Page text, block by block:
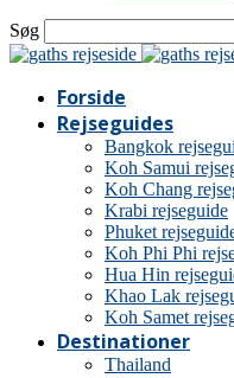
Søg
Forside
Rejseguides
Bangkok
Koh Samui
Koh Chang
Krabi rejseguide
Phuket
Koh Phi Phi
Hua Hin
Khao Lak
Koh Samet
Destinationer
Thailand